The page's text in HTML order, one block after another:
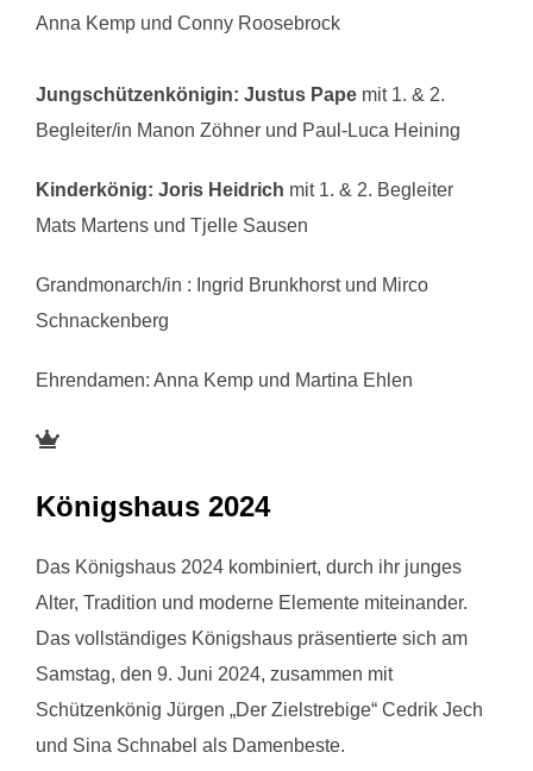
Anna Kemp und Conny Roosebrock
Jungschützenkönigin: Justus Pape mit 1. & 2.
Begleiter/in Manon Zöhner und Paul-Luca Heining
Kinderkönig: Joris Heidrich mit 1. & 2. Begleiter
Mats Martens und Tjelle Sausen
Grandmonarch/in : Ingrid Brunkhorst und Mirco
Schnackenberg
Ehrendamen: Anna Kemp und Martina Ehlen
Königshaus 2024
Das Königshaus 2024 kombiniert, durch ihr junges
Alter, Tradition und moderne Elemente miteinander.
Das vollständiges Königshaus präsentierte sich am
Samstag, den 9. Juni 2024, zusammen mit
Schützenkönig Jürgen „Der Zielstrebige“ Cedrik Jech
und Sina Schnabel als Damenbeste.